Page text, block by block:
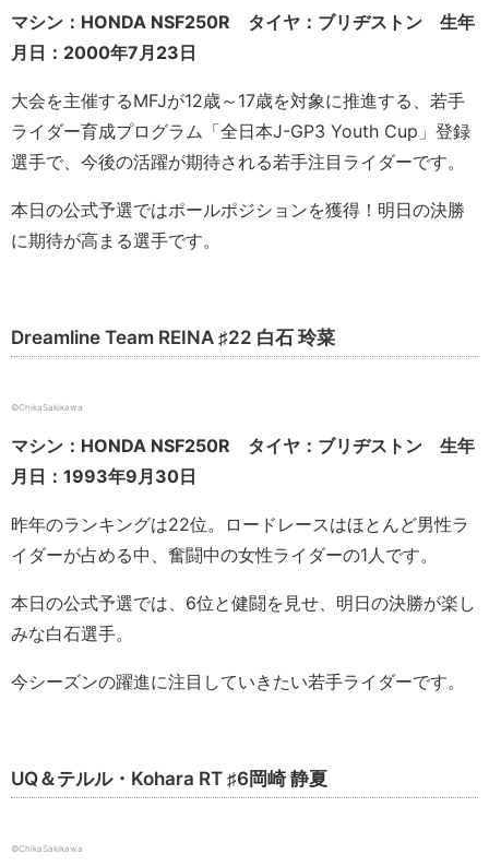
マシン：HONDA NSF250R タイヤ：ブリヂストン 生年
月日：2000年7月23日
大会を主催するMFJが12歳～17歳を対象に推進する、若手
ライダー育成プログラム「全日本J-GP3 Youth Cup」登録
選手で、今後の活躍が期待される若手注目ライダーです。
本日の公式予選ではポールポジションを獲得！明日の決勝
に期待が高まる選手です。
Dreamline Team REINA ♯22 白石 玲菜
©ChikaSakikawa
マシン：HONDA NSF250R タイヤ：ブリヂストン 生年
月日：1993年9月30日
昨年のランキングは22位。ロードレースはほとんど男性ラ
イダーが占める中、奮闘中の女性ライダーの1人です。
本日の公式予選では、6位と健闘を見せ、明日の決勝が楽し
みな白石選手。
今シーズンの躍進に注目していきたい若手ライダーです。
UQ＆テルル・Kohara RT ♯6岡崎 静夏
©ChikaSakikawa